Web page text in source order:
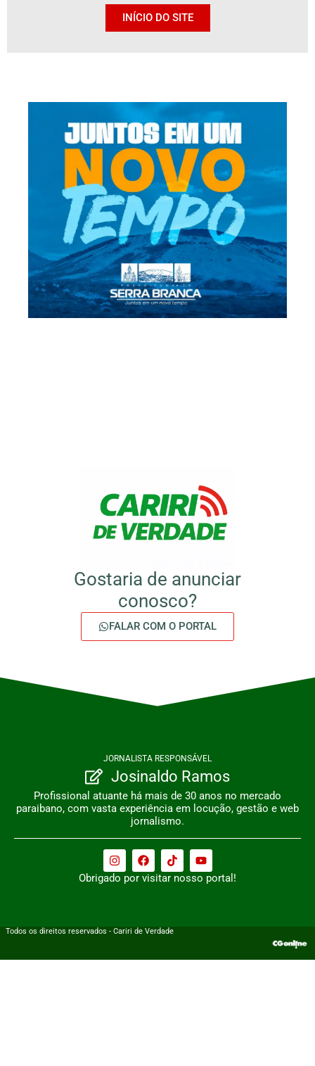
INÍCIO DO SITE
Gostaria de anunciar
conosco?
FALAR COM O PORTAL
JORNALISTA RESPONSÁVEL
Josinaldo Ramos
Profissional atuante há mais de 30 anos no mercado
paraibano, com vasta experiência em locução, gestão e web
jornalismo.
Obrigado por visitar nosso portal!
Todos os direitos reservados - Cariri de Verdade